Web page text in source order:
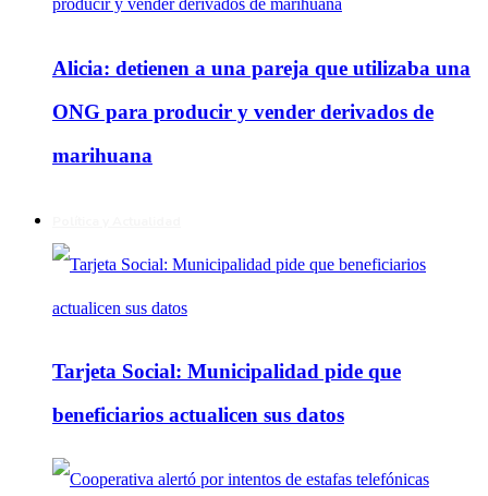
Alicia: detienen a una pareja que utilizaba una
ONG para producir y vender derivados de
marihuana
Tarjeta Social: Municipalidad pide que
beneficiarios actualicen sus datos